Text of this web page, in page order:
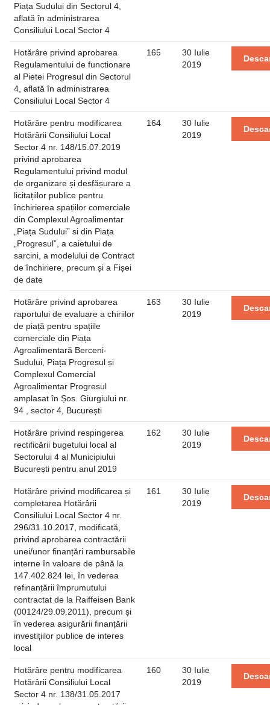
Piața Sudului din Sectorul 4,
aflată în administrarea
Consiliului Local Sector 4
Hotărâre privind aprobarea
Regulamentului de functionare
al Pietei Progresul din Sectorul
4, aflată în administrarea
Consiliului Local Sector 4
165
30 Iulie
2019
Hotărâre pentru modificarea
Hotărârii Consiliului Local
Sector 4 nr. 148/15.07.2019
privind aprobarea
Regulamentului privind modul
de organizare și desfășurare a
licitațiilor publice pentru
închirierea spațiilor comerciale
din Complexul Agroalimentar
„Piața Sudului” si din Piața
„Progresul”, a caietului de
sarcini, a modelului de Contract
de închiriere, precum și a Fișei
de date
164
30 Iulie
2019
Hotărâre privind aprobarea
raportului de evaluare a chiriilor
de piață pentru spațiile
comerciale din Piața
Agroalimentară Berceni-
Sudului, Piața Progresul și
Complexul Comercial
Agroalimentar Progresul
amplasat în Șos. Giurgiului nr.
94 , sector 4, București
163
30 Iulie
2019
Hotărâre privind respingerea
rectificării bugetului local al
Sectorului 4 al Municipiului
București pentru anul 2019
162
30 Iulie
2019
Hotărâre privind modificarea și
completarea Hotărârii
Consiliului Local Sector 4 nr.
296/31.10.2017, modificată,
privind aprobarea contractării
unei/unor finanțări rambursabile
interne în valoare de până la
147.402.824 lei, în vederea
refinanțării împrumutului
contractat de la Raiffeisen Bank
(00124/29.09.2011), precum și
în vederea asigurării finanțării
investițiilor publice de interes
local
161
30 Iulie
2019
Hotărâre pentru modificarea
Hotărârii Consiliului Local
Sector 4 nr. 138/31.05.2017
160
30 Iulie
2019